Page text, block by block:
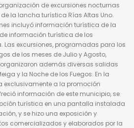
de excursiones nocturnas
la lancha turística Rías Altas Uno.
incluyó información turística de la
información turística de los
excursiones, programadas para los
de los meses de Julio y Agosto,
además diversas salidas
y la Noche de los Fuegos. En la
exclusivamente a la promoción
información de este municipio, se
turística en una pantalla instalada
y se hizo una exposición y
comercializados y elaborados por la